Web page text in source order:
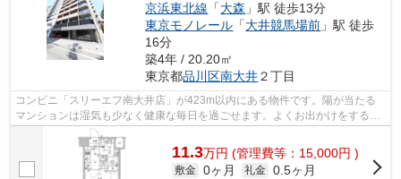
京浜東北線 「大森 」駅 徒歩13分
東京モノレール 「大井競馬場前 」駅 徒歩
16分
築4年 / 20.20㎡
東京都品川区南大井２丁目
コンビニ「スリーエフ南大井店」が423m以内にある物件です。陽が当たる
マンションは湿気も少なく健康な毎日を過ごせます。よくお出かけをする方
にも便利な、2駅利用可能なマンションで...
11.3万円 (管理費等：15,000円 )
敷金 0ヶ月 礼金 0.5ヶ月